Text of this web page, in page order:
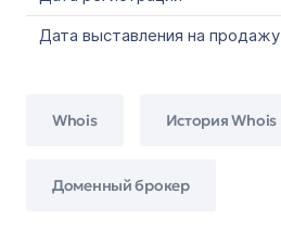
Дата выставления на продажу
Whois История Whois
Доменный брокер